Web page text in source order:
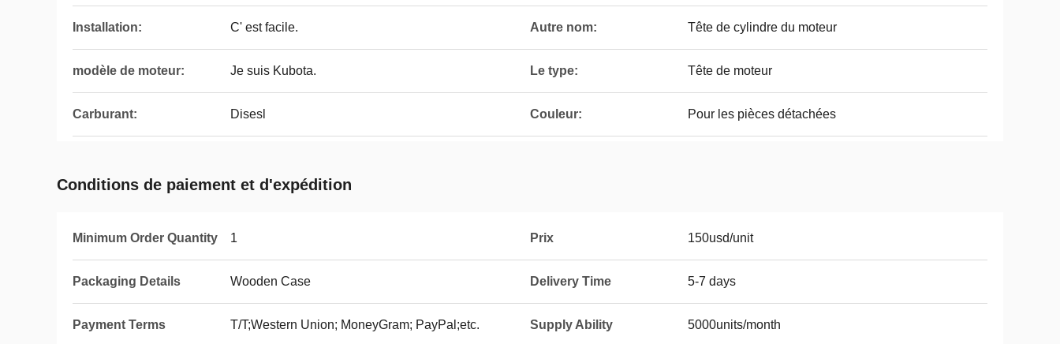
Installation: C' est facile. Autre nom: Tête de cylindre du moteur
modèle de moteur: Je suis Kubota. Le type: Tête de moteur
Carburant: Disesl Couleur: Pour les pièces détachées
Conditions de paiement et d'expédition
Minimum Order Quantity 1 Prix 150usd/unit
Packaging Details Wooden Case Delivery Time 5-7 days
Payment Terms T/T;Western Union; MoneyGram; PayPal;etc. Supply Ability 5000units/month